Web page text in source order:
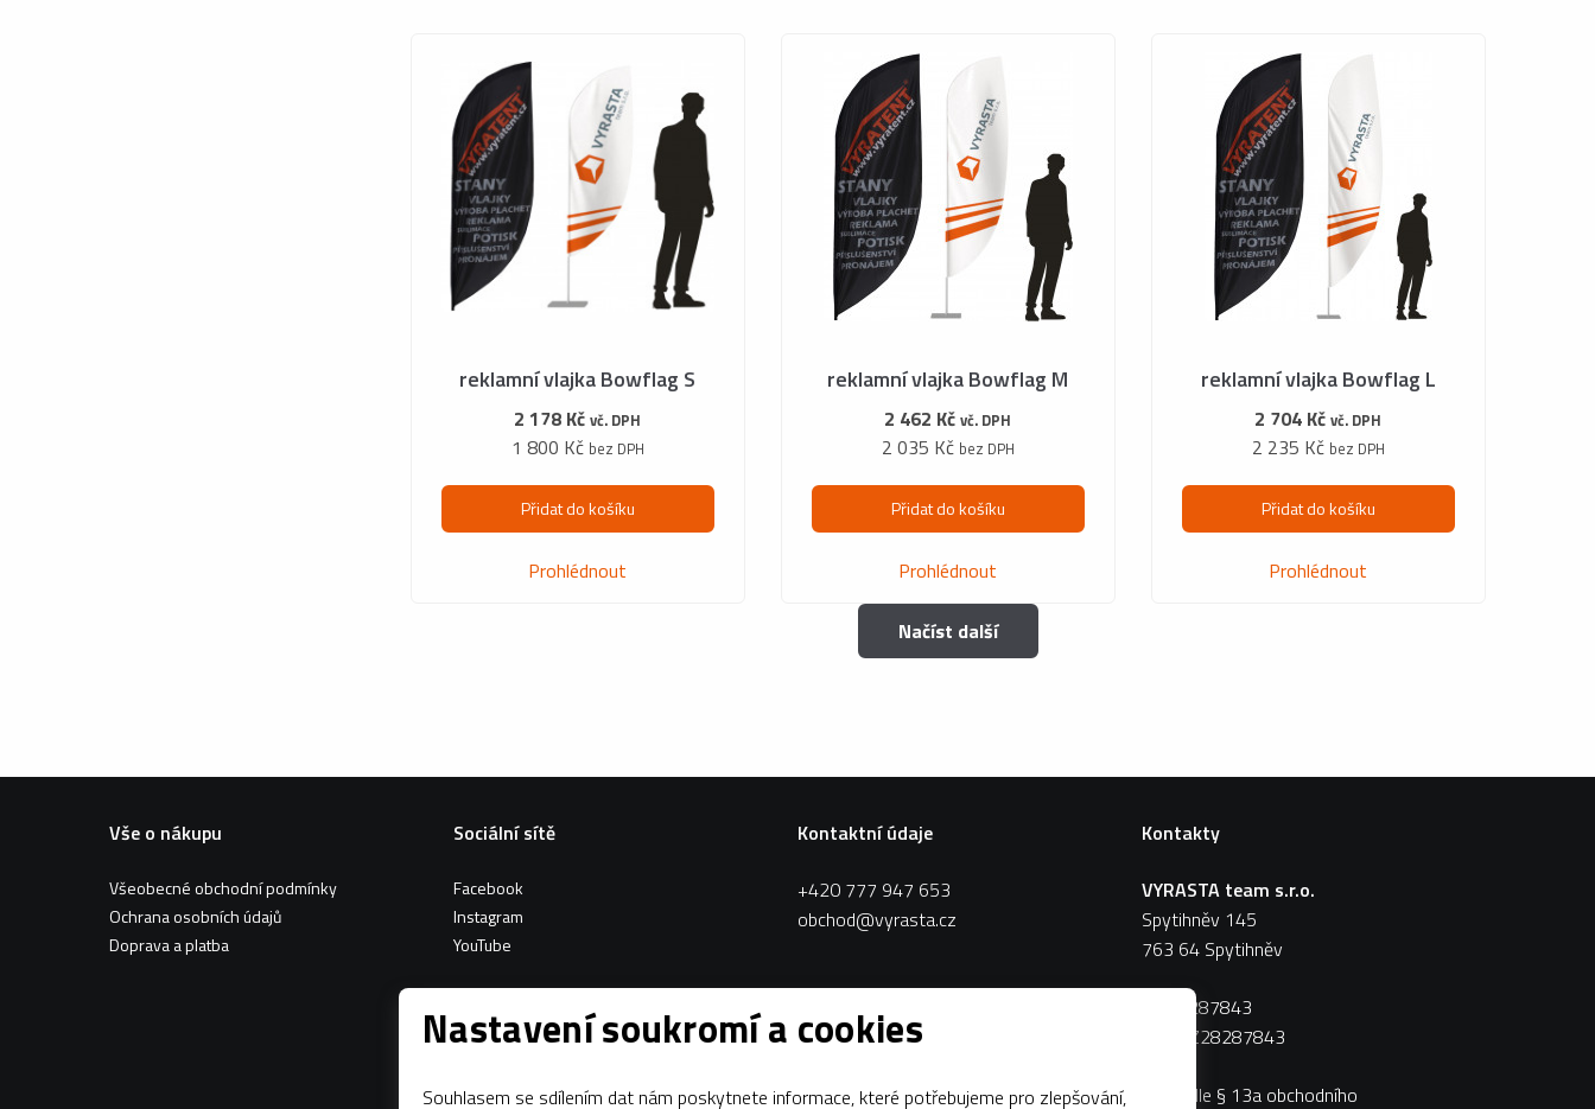
reklamní vlajka Bowflag S
2 178 Kčvč. DPH
1 800 Kč bez DPH
Přidat do košíku
Prohlédnout
reklamní vlajka Bowflag M
2 462 Kčvč. DPH
2 035 Kč bez DPH
Přidat do košíku
Prohlédnout
reklamní vlajka Bowflag L
2 704 Kčvč. DPH
2 235 Kč bez DPH
Přidat do košíku
Prohlédnout
Načíst další
Vše o nákupu
Všeobecné obchodní podmínky
Ochrana osobních údajů
Doprava a platba
Sociální sítě
Facebook
Instagram
YouTube
Kontaktní údaje
+420 777 947 653
obchod@vyrasta.cz
Kontakty
VYRASTA team s.r.o.
Spytihněv 145
763 64 Spytihněv
28287843
CZ28287843
Zápis dle § 13a obchodního
Nastavení soukromí a cookies
Souhlasem se sdílením dat nám poskytnete informace, které potřebujeme pro zlepšování,